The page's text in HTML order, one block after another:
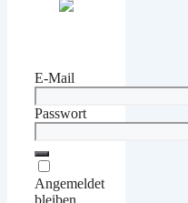
E-Mail
Passwort
Angemeldet
bleiben